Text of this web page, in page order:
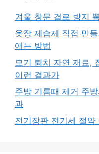
겨울 창문 결로 방지
옷장 제습제 직접 만
애는 방법
모기 퇴치 자연 재료,
이런 결과가
주방 기름때 제거 주
과
전기장판 전기세 절약